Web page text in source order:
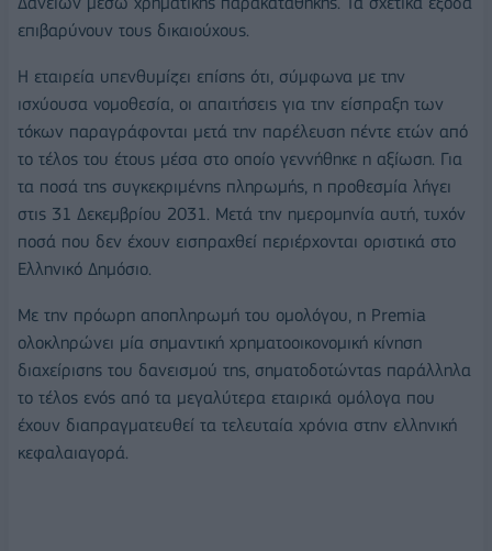
επιβαρύνουν τους δικαιούχους.
Η εταιρεία υπενθυμίζει επίσης ότι, σύμφωνα με την
ισχύουσα νομοθεσία, οι απαιτήσεις για την είσπραξη των
τόκων παραγράφονται μετά την παρέλευση πέντε ετών από
το τέλος του έτους μέσα στο οποίο γεννήθηκε η αξίωση. Για
τα ποσά της συγκεκριμένης πληρωμής, η προθεσμία λήγει
στις 31 Δεκεμβρίου 2031. Μετά την ημερομηνία αυτή, τυχόν
ποσά που δεν έχουν εισπραχθεί περιέρχονται οριστικά στο
Ελληνικό Δημόσιο.
Με την πρόωρη αποπληρωμή του ομολόγου, η Premia
ολοκληρώνει μία σημαντική χρηματοοικονομική κίνηση
διαχείρισης του δανεισμού της, σηματοδοτώντας παράλληλα
το τέλος ενός από τα μεγαλύτερα εταιρικά ομόλογα που
έχουν διαπραγματευθεί τα τελευταία χρόνια στην ελληνική
κεφαλαιαγορά.